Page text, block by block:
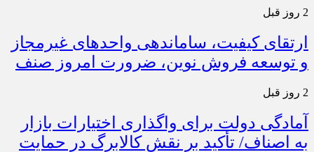
2 روز قبل
ارتقای کیفیت، ساماندهی واحدهای غیرمجاز
و توسعه فروش نوین، ضرورت امروز صنف
2 روز قبل
آمادگی دولت برای واگذاری اختیارات بازار
به اصناف/ تأکید بر نقش کالابرگ در حمایت